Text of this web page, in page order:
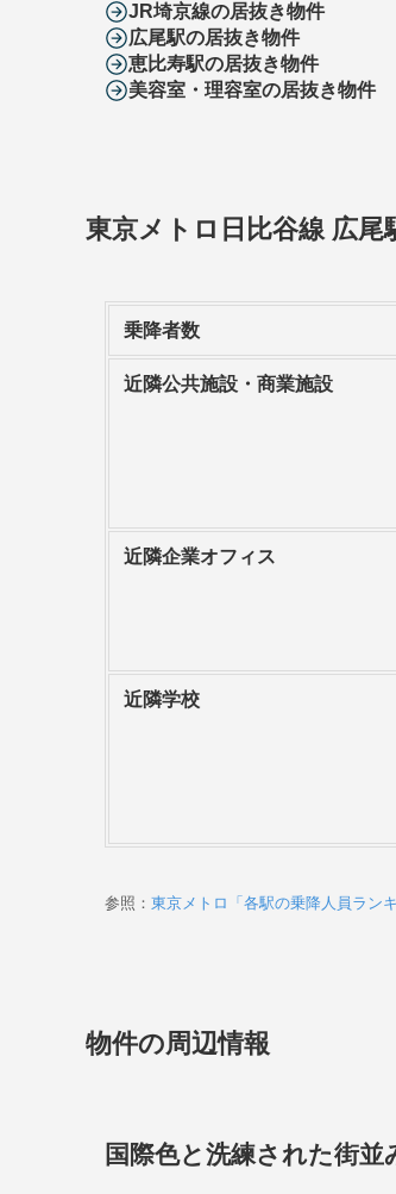
JR埼京線の居抜き物件
広尾駅の居抜き物件
恵比寿駅の居抜き物件
美容室・理容室の居抜き物件
東京メトロ日比谷線 広尾
乗降者数
近隣公共施設・商業施設
近隣企業オフィス
近隣学校
参照： 東京メトロ「各駅の乗降人員ラン
物件の周辺情報
国際色と洗練された街並